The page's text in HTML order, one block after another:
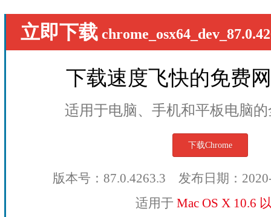
立即下载
下载速度飞快的免费
适用于电脑、手机和平板电脑
下载Chrome
版本号：87.0.4263.3 发布日期：
适用于 Mac OS X 10.6